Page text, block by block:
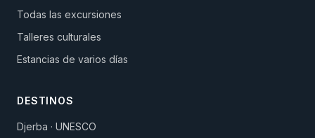
Todas las excursiones
Talleres culturales
Estancias de varios días
DESTINOS
Djerba · UNESCO